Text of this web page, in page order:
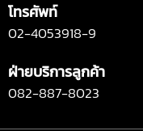
โทรศัพท์
02-4053918-9
ฝ่ายบริการลูกค้า
082-887-8023